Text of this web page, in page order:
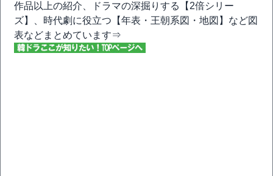
作品以上の紹介、ドラマの深掘りする【2倍シリー
ズ】、時代劇に役立つ【年表・王朝系図・地図】など図
表などまとめています⇒